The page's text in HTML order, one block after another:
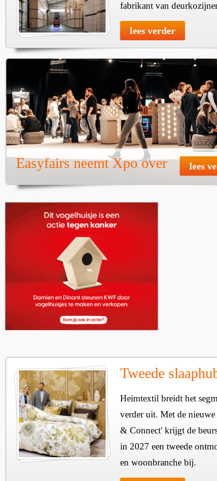
fabrikant van
lees verder
Easyfairs neemt Xpo over lees
Tweede
Heimtextil breidt het
verder uit. Met de
& Connect' krijgt de
in 2027 een tweede
en woonbranche bij.